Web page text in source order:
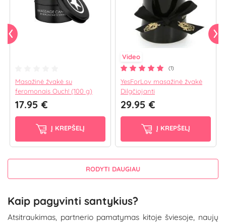
Masažinė žvakė su
feromonais Ouch! (100 g)
17.95 €
Į KREPŠELĮ
Video
(1)
YesForLov masažinė žvakė
Dilgčiojanti
29.95 €
Į KREPŠELĮ
RODYTI DAUGIAU
Kaip pagyvinti santykius?
Atsitraukimas, partnerio pamatymas kitoje šviesoje, naujų